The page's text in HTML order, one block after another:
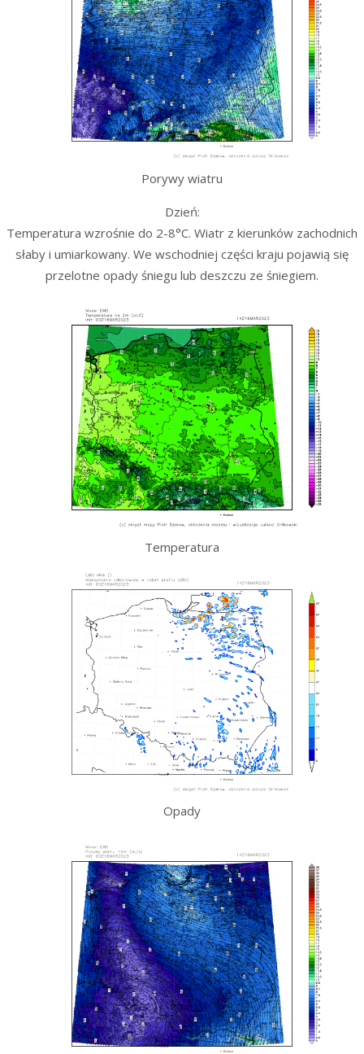
Porywy wiatru
Dzień:
Temperatura wzrośnie do 2-8°C. Wiatr z kierunków zachodnich
słaby i umiarkowany. We wschodniej części kraju pojawią się
przelotne opady śniegu lub deszczu ze śniegiem.
Temperatura
Opady